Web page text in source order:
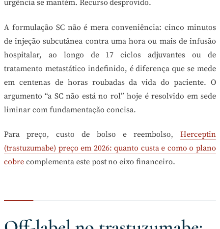
urgência se mantém. Recurso desprovido.
A formulação SC não é mera conveniência: cinco minutos
de injeção subcutânea contra uma hora ou mais de infusão
hospitalar, ao longo de 17 ciclos adjuvantes ou de
tratamento metastático indefinido, é diferença que se mede
em centenas de horas roubadas da vida do paciente. O
argumento “a SC não está no rol” hoje é resolvido em sede
liminar com fundamentação concisa.
Para preço, custo de bolso e reembolso, Herceptin
(trastuzumabe) preço em 2026: quanto custa e como o plano
cobre complementa este post no eixo financeiro.